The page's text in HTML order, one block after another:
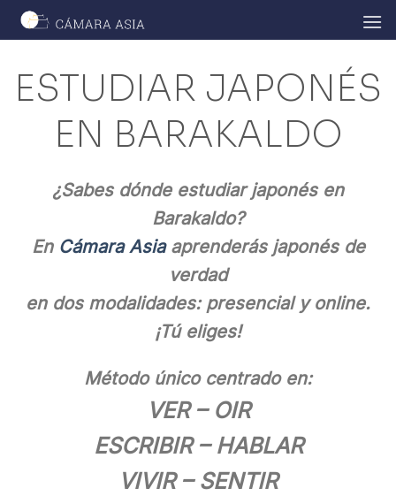
Skip
ESTUDIAR JAPONÉS
EN BARAKALDO
¿Sabes dóndeestudiar japonés en
Barakaldo?
En Cámara Asiaaprenderás japonés de
verdad
en dos modalidades: presencial y online.
¡Tú eliges!
Método único centrado en:
VER – OIR
ESCRIBIR – HABLAR
VIVIR – SENTIR